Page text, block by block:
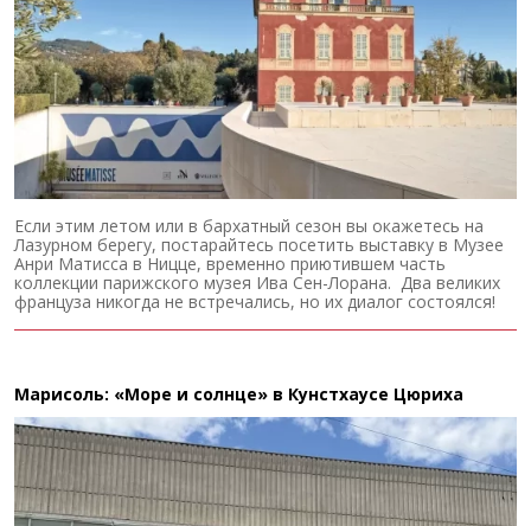
Если этим летом или в бархатный сезон вы окажетесь на
Лазурном берегу, постарайтесь посетить выставку в Музее
Анри Матисса в Ницце, временно приютившем часть
коллекции парижского музея Ива Сен-Лорана. Два великих
француза никогда не встречались, но их диалог состоялся!
Марисоль: «Море и солнце» в Кунстхаусе Цюриха